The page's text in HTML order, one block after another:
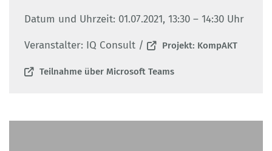
Datum und Uhrzeit: 01.07.2021, 13:30 – 14:30 Uhr
Veranstalter: IQ Consult / Projekt: KompAKT
Teilnahme über Microsoft Teams